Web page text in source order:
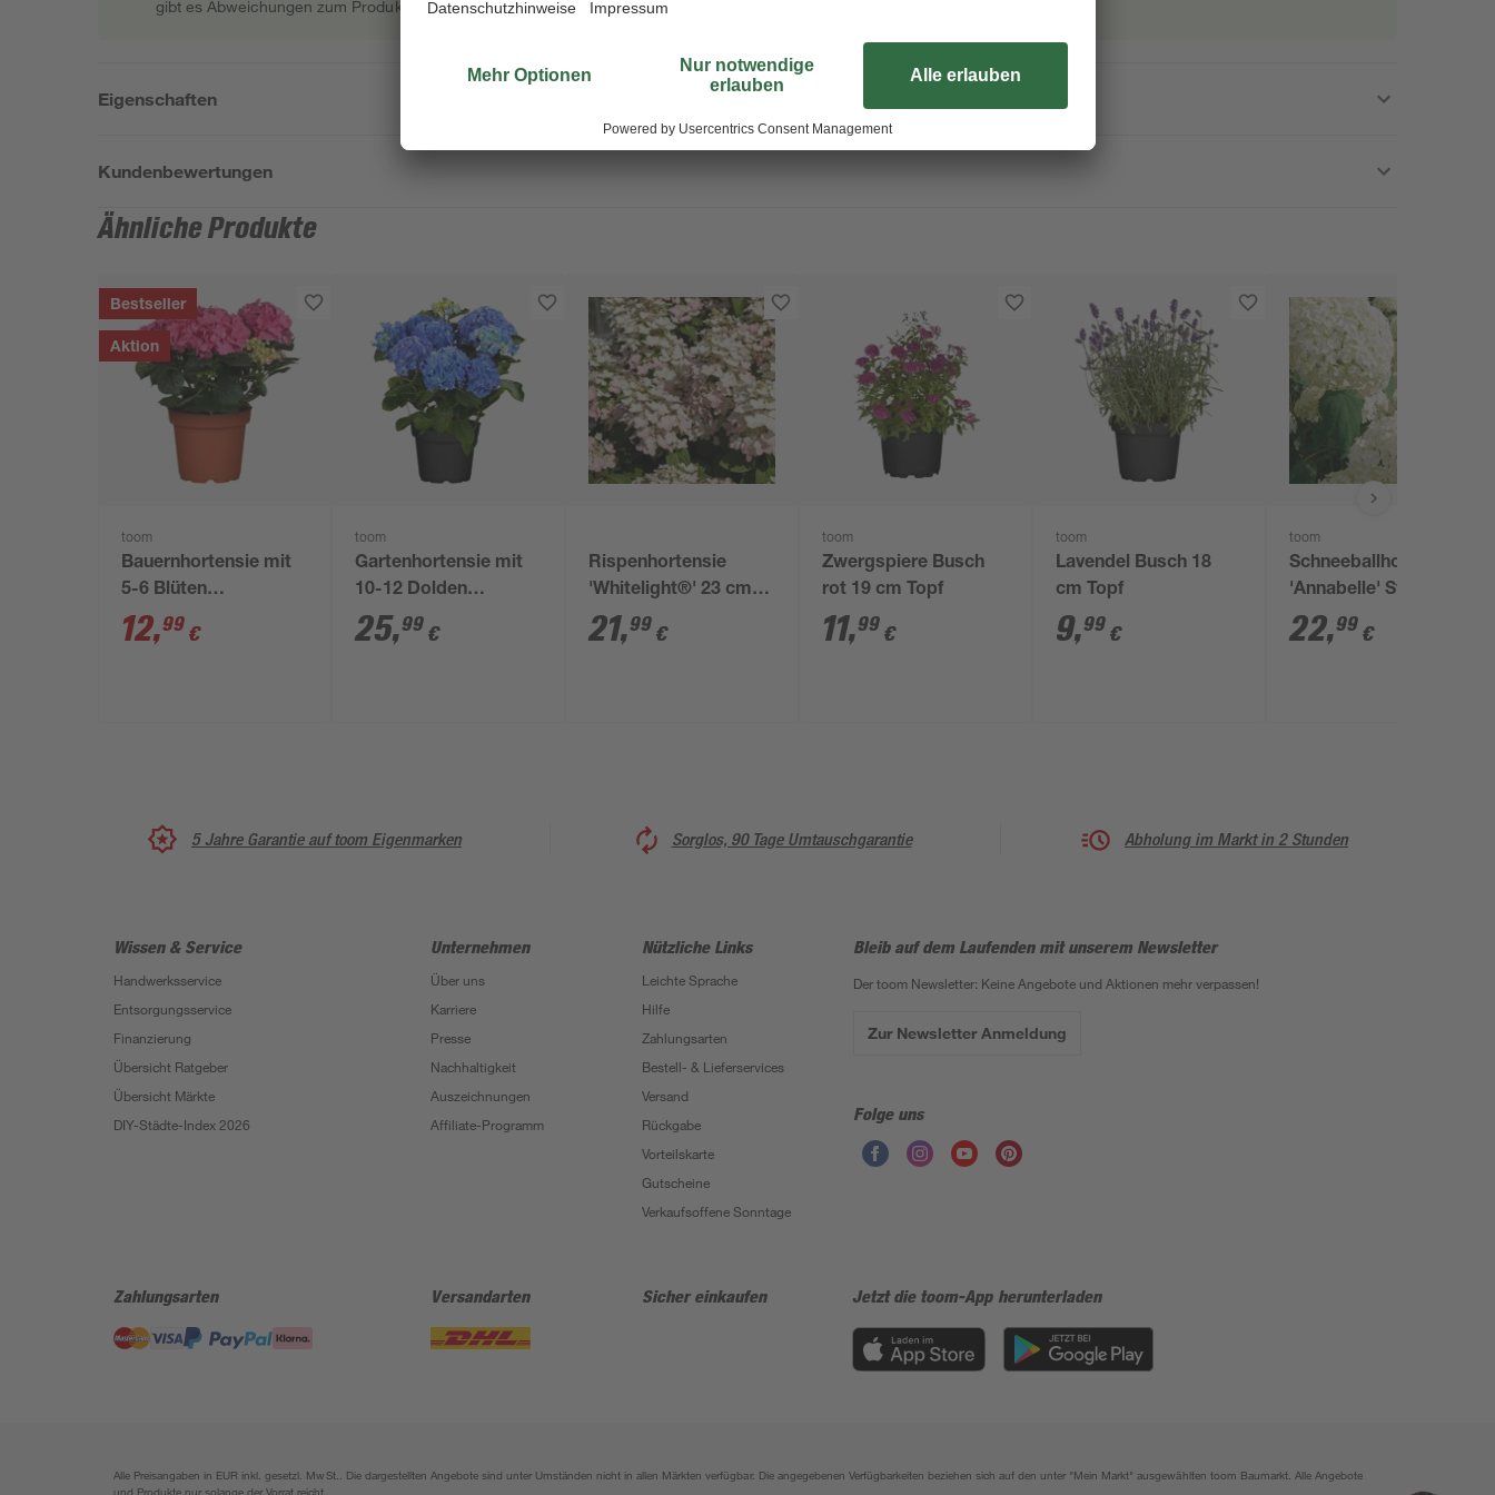
gibt es Abweichungen zum Produktfoto.
Eigenschaften
Kundenbewertungen
Ähnliche Produkte
Bestseller
Aktion
toom
Bauernhortensie mit
5-6 Blüten
verschiedene Farben
19 cm Topf
12,99 €
toom
Gartenhortensie mit
10-12 Dolden
verschiedene Farben
23 cm Topf
25,99 €
Rispenhortensie
'Whitelight®' 23 cm
Topf
21,99 €
toom
Zwergspiere Busch
rot 19 cm Topf
11,99 €
toom
Lavendel Busch 18
cm Topf
9,99 €
toom
Schneeballhortensie
'Annabelle' Strauch 19
cm Topf
22,99 €
5 Jahre Garantie auf toom Eigenmarken Sorglos, 90 Tage Umtauschgarantie Abholung im Markt in 2 Stunden
Wissen & Service
Handwerksservice
Entsorgungsservice
Finanzierung
Übersicht Ratgeber
Übersicht Märkte
DIY-Städte-Index 2026
Unternehmen
Über uns
Karriere
Presse
Nachhaltigkeit
Auszeichnungen
Affiliate-Programm
Nützliche Links
Leichte Sprache
Hilfe
Zahlungsarten
Bestell- & Lieferservices
Versand
Rückgabe
Vorteilskarte
Gutscheine
Verkaufsoffene Sonntage
Bleib auf dem Laufenden mit unserem Newsletter
Der toom Newsletter: Keine Angebote und Aktionen mehr verpassen!
Zur Newsletter Anmeldung
Folge uns
Zahlungsarten Versandarten Sicher einkaufen Jetzt die toom-App herunterladen
Alle Preisangaben in EUR inkl. gesetzl. MwSt.. Die dargestellten Angebote sind unter Umständen nicht in allen Märkten verfügbar. Die angegebenen Verfügbarkeiten beziehen sich auf den unter "Mein Markt" ausgewählten toom Baumarkt. Alle Angebote
und Produkte nur solange der Vorrat reicht.